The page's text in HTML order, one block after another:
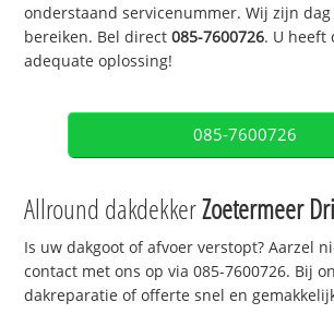
onderstaand servicenummer. Wij zijn
bereiken. Bel direct085-7600726. U heeft
adequate oplossing!
085-7600726
Allround dakdekkerZoetermeer
Is uw dakgoot of afvoer verstopt? Aarzel
contact met ons op via 085-7600726. Bij
dakreparatie of offerte snel en